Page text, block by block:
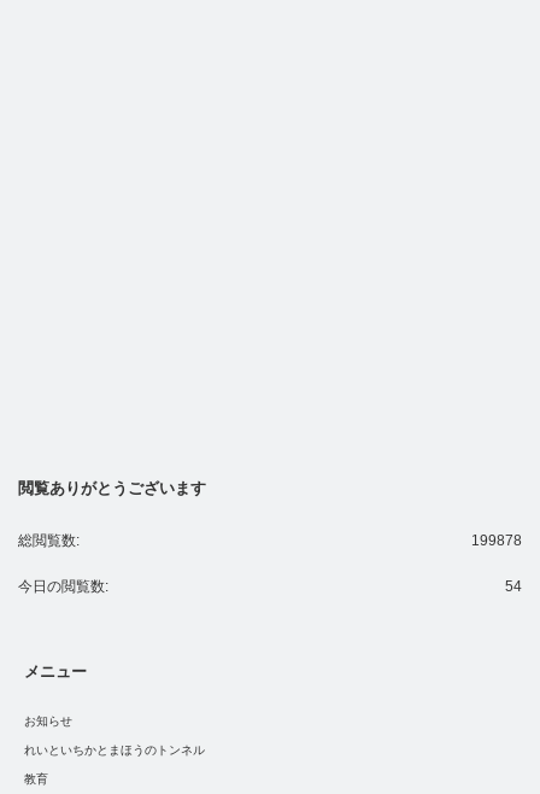
閲覧ありがとうございます
199878
総閲覧数:
54
今日の閲覧数:
メニュー
お知らせ
れいといちかとまほうのトンネル
教育